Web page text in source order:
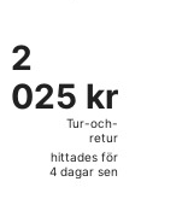
dagar
sen
2
025 kr
Tur-
retur,
hittades
2
025 kr
Tur-och-
retur
hittades för
4 dagar sen
avresa mån